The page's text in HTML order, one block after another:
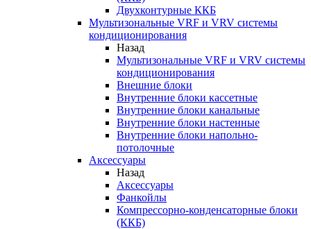
Двухконтурные ККБ
Мультизональные VRF и VRV системы
кондиционирования
Назад
Мультизональные VRF и VRV системы
кондиционирования
Внешние блоки
Внутренние блоки кассетные
Внутренние блоки канальные
Внутренние блоки настенные
Внутренние блоки напольно-
потолочные
Аксессуары
Назад
Аксессуары
Фанкойлы
Компрессорно-конденсаторные блоки
(ККБ)